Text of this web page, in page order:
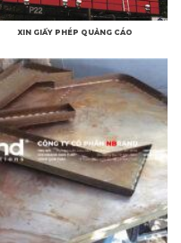
XIN GIẤY PHÉP QUẢNG CÁO